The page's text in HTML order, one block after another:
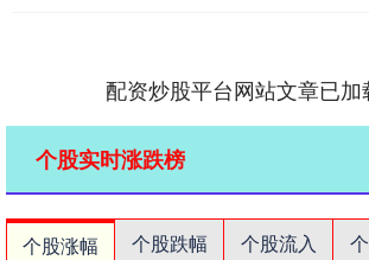
配资炒股平台网站文章已加
个股实时涨跌榜
个股涨幅 个股跌幅 个股流入